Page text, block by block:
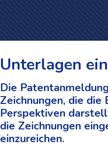
Unterlagen
Die
Zeichnungen, die
Perspektiven
die Zeichnungen
einzureichen.